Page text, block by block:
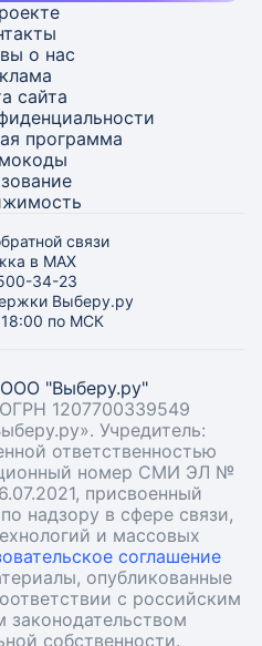
о нас
сайта
программа
связи
в MAX
34-23
Выберу.ру
по МСК
"Выберу.ру"
1207700339549
Учредитель:
ответственностью
номер СМИ ЭЛ №
присвоенный
надзору в сфере связи,
и массовых
соглашение
опубликованные
с российским
собственности.